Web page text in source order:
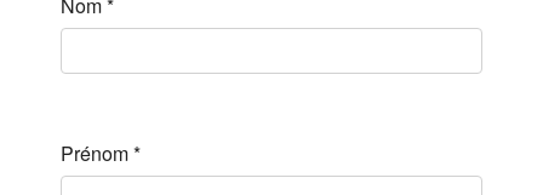
Nom*
Prénom*